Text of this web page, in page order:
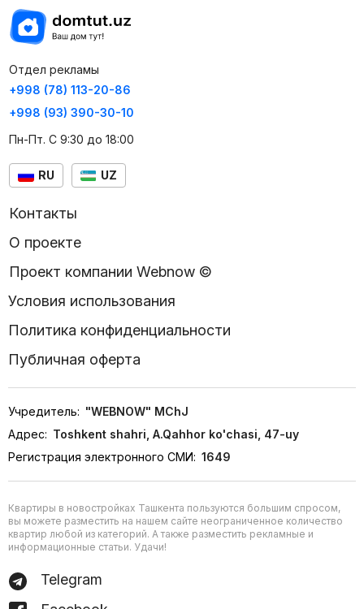
Отдел рекламы
+998 (78) 113-20-86
+998 (93) 390-30-10
Пн-Пт. С 9:30 до 18:00
RU UZ
Контакты
О проекте
Проект компании Webnow ©
Условия использования
Политика конфиденциальности
Публичная оферта
Учредитель: "WEBNOW" MChJ
Адрес: Toshkent shahri, A.Qahhor ko'chasi, 47-uy
Регистрация электронного СМИ: 1649
Квартиры в новостройках Ташкента пользуются большим спросом,
вы можете разместить на нашем сайте неограниченное количество
квартир любой из категорий. А также разместить рекламные и
информационные статьи. Удачи!
Telegram